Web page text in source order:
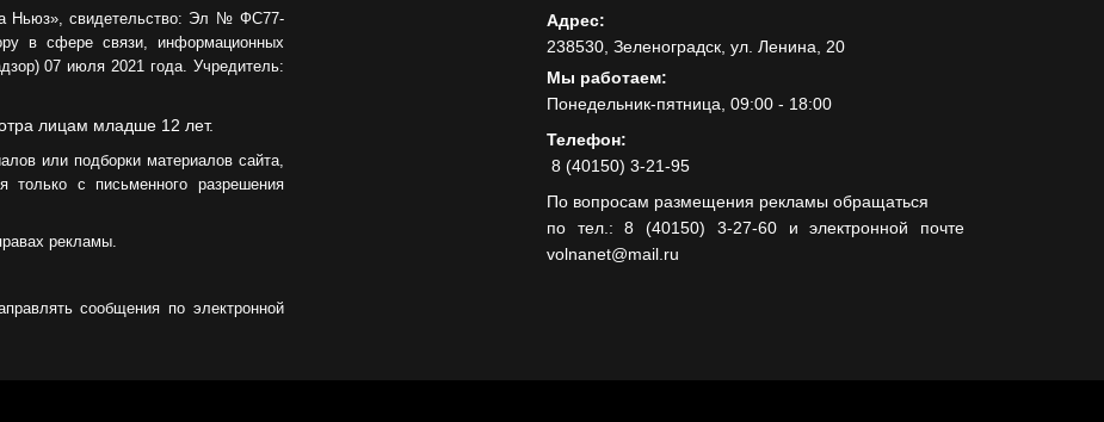
Ньюз», свидетельство: Эл № ФС77-
в сфере связи, информационных
07 июля 2021 года. Учредитель:
лицам младше 12 лет.
или подборки материалов сайта,
только с письменного разрешения
рекламы.
сообщения по электронной
Адрес:
238530, Зеленоградск, ул. Ленина, 20
Мы работаем:
Понедельник-пятница, 09:00 - 18:00
Телефон:
8 (40150) 3-21-95
По вопросам размещения рекламы обращаться
по тел.: 8 (40150) 3-27-60 и электронной почте
volnanet@mail.ru